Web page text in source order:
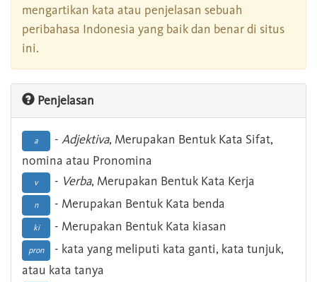
mengartikan kata atau penjelasan sebuah
peribahasa Indonesia yang baik dan benar di situs
ini.
Penjelasan
a - Adjektiva, Merupakan Bentuk Kata Sifat,
nomina atau Pronomina
v - Verba, Merupakan Bentuk Kata Kerja
n - Merupakan Bentuk Kata benda
ki - Merupakan Bentuk Kata kiasan
pron
- kata yang meliputi kata ganti, kata tunjuk,
atau kata tanya